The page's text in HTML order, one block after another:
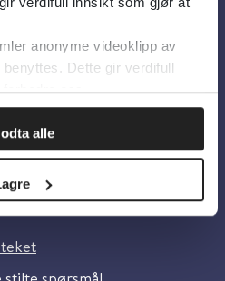
anonyme videoklipp av
Dette gir verdifull
oss.
alle